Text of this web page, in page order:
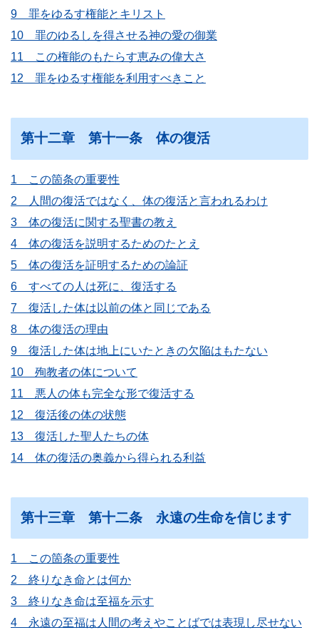
9 罪をゆるす権能とキリスト
10 罪のゆるしを得させる神の愛の御業
11 この権能のもたらす恵みの偉大さ
12 罪をゆるす権能を利用すべきこと
第十二章 第十一条 体の復活
1 この箇条の重要性
2 人間の復活ではなく、体の復活と言われるわけ
3 体の復活に関する聖書の教え
4 体の復活を説明するためのたとえ
5 体の復活を証明するための論証
6 すべての人は死に、復活する
7 復活した体は以前の体と同じである
8 体の復活の理由
9 復活した体は地上にいたときの欠陥はもたない
10 殉教者の体について
11 悪人の体も完全な形で復活する
12 復活後の体の状態
13 復活した聖人たちの体
14 体の復活の奥義から得られる利益
第十三章 第十二条 永遠の生命を信じます
1 この箇条の重要性
2 終りなき命とは何か
3 終りなき命は至福を示す
4 永遠の至福は人間の考えやことばでは表現し尽せない